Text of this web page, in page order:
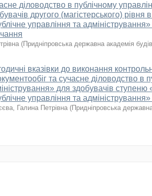
діловодство в публічному
другого (магістерського) рівня
управління та
(Придніпровська державна академія
вказівки до виконання
та сучасне діловодство в
для здобувачів ступеню
управління та
Галина Петрівна (Придніпровська